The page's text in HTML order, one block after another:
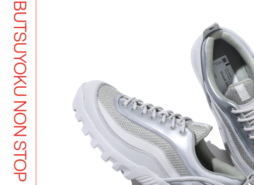
BUTSUYOKU NON STOP